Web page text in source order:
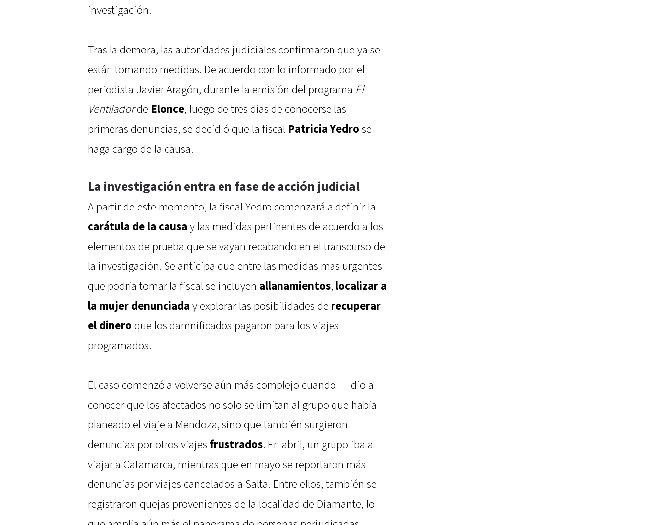
investigación.
Tras la demora, las autoridades judiciales confirmaron que ya se
están tomando medidas. De acuerdo con lo informado por el
periodista Javier Aragón, durante la emisión del programa El
Ventiladorde Elonce, luego de tres días de conocerse las
primeras denuncias, se decidió que la fiscal Patricia Yedro se
haga cargo de la causa.
La investigación entra en fase de acción judicial
A partir de este momento, la fiscal Yedro comenzará a definir la
carátula de la causa y las medidas pertinentes de acuerdo a los
elementos de prueba que se vayan recabando en el transcurso de
la investigación. Se anticipa que entre las medidas más urgentes
que podría tomar la fiscal se incluyen allanamientos, localizar a
la mujer denunciada y explorar las posibilidades de recuperar
el dinero que los damnificados pagaron para los viajes
programados.
El caso comenzó a volverse aún más complejo cuando
dio a
conocer que los afectados no solo se limitan al grupo que había
planeado el viaje a Mendoza, sino que también surgieron
denuncias por otros viajes frustrados. En abril, un grupo iba a
viajar a Catamarca, mientras que en mayo se reportaron más
denuncias por viajes cancelados a Salta. Entre ellos, también se
registraron quejas provenientes de la localidad de Diamante, lo